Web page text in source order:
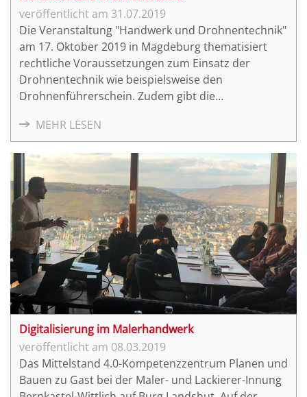
31.07.2019
Die Veranstaltung "Handwerk und Drohnentechnik"
am 17. Oktober 2019 in Magdeburg thematisiert
rechtliche Voraussetzungen zum Einsatz der
Drohnentechnik wie beispielsweise den
Drohnenführerschein. Zudem gibt die
Förderprogrammen des Landes Sachsen-Anhalt in
diesem Bereich. Ein Vortrag zum
Umsetzungsprojekt "Dachflächenerfassung mittels
Drohnenaufmaß" zeigt den Einsatz der
Drohnentechnik in der Praxis.
MEHR LESEN
Digitalisierung im Malerhandwerk
08.03.2019
Das Mittelstand 4.0-Kompetenzzentrum Planen und
Bauen zu Gast bei der Maler- und Lackierer-Innung